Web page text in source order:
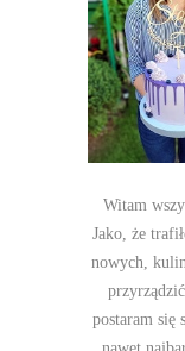
Witam
Jako, że
nowych,
postaram się